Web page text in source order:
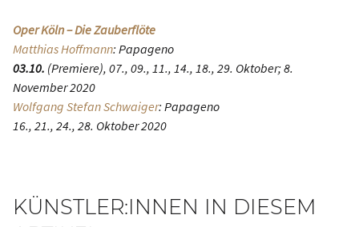
Oper Köln – Die Zauberflöte
Matthias Hoffmann: Papageno
03.10. (Premiere), 07., 09., 11., 14., 18., 29. Oktober; 8.
November 2020
Wolfgang Stefan Schwaiger: Papageno
16., 21., 24., 28. Oktober 2020
KÜNSTLER:INNEN IN DIESEM